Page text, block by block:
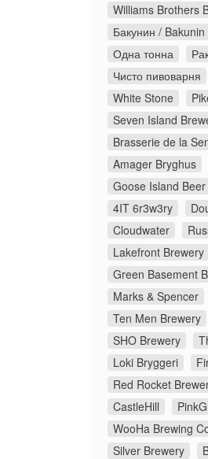
Williams Brothers
Бакунин /
Одна тонна
Чисто пивоварня
White Stone
Seven Island
Brasserie de la
Amager Bryghus
Goose Island Beer
4IT 6r3w3ry
Cloudwater
Lakefront Brewery
Green Basement
Marks & Spencer
Ten Men Brewery
SHO Brewery
Loki Bryggeri
Red Rocket
CastleHill
WooHa Brewing
Silver Brewery